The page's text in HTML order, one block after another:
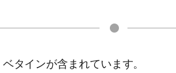
タインが含まれています。